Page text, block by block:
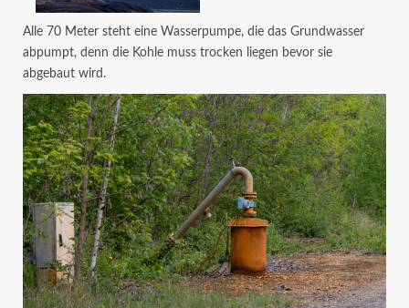
Alle 70 Meter steht eine Wasserpumpe, die das Grundwasser
abpumpt, denn die Kohle muss trocken liegen bevor sie
abgebaut wird.